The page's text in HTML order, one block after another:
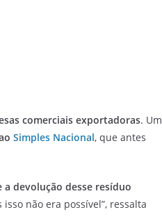
comerciais exportadoras. Um
Simples Nacional, que antes
a devolução desse resíduo
isso não era possível”, ressalta